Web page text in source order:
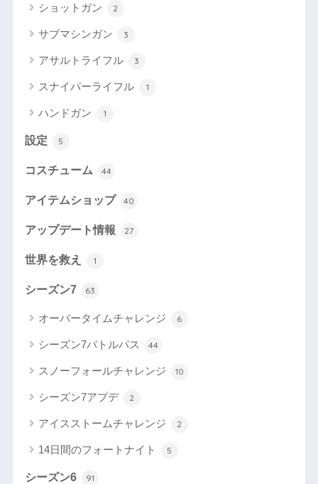
ショットガン 2
サブマシンガン 3
アサルトライフル 3
スナイパーライフル 1
ハンドガン 1
設定 5
コスチューム 44
アイテムショップ 40
アップデート情報 27
世界を救え 1
シーズン7 63
オーバータイムチャレンジ 6
シーズン7バトルパス 44
スノーフォールチャレンジ 10
シーズン7アプデ 2
アイスストームチャレンジ 2
14日間のフォートナイト 5
シーズン6 91